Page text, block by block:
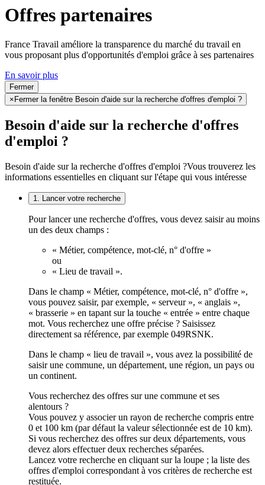
Offres partenaires
France Travail améliore la transparence du marché du travail en
vous proposant plus d'opportunités d'emploi grâce à ses partenaires
En savoir plus
Fermer
× Fermer la fenêtre Besoin d'aide sur la recherche d'offres d'emploi ?
Besoin d'aide sur la recherche d'offres
d'emploi ?
Besoin d'aide sur la recherche d'offres d'emploi ?Vous trouverez les
informations essentielles en cliquant sur l'étape qui vous intéresse
1. Lancer votre recherche
Pour lancer une recherche d'offres, vous devez saisir au moins
un des deux champs :
« Métier, compétence, mot-clé, n° d'offre »
ou
« Lieu de travail ».
Dans le champ « Métier, compétence, mot-clé, n° d'offre »,
vous pouvez saisir, par exemple, « serveur », « anglais »,
« brasserie » en tapant sur la touche « entrée » entre chaque
mot. Vous recherchez une offre précise ? Saisissez
directement sa référence, par exemple 049RSNK.
Dans le champ « lieu de travail », vous avez la possibilité de
saisir une commune, un département, une région, un pays ou
un continent.
Vous recherchez des offres sur une commune et ses
alentours ?
Vous pouvez y associer un rayon de recherche compris entre
0 et 100 km (par défaut la valeur sélectionnée est de 10 km).
Si vous recherchez des offres sur deux départements, vous
devez alors effectuer deux recherches séparées.
Lancez votre recherche en cliquant sur la loupe ; la liste des
offres d'emploi correspondant à vos critères de recherche est
restituée.